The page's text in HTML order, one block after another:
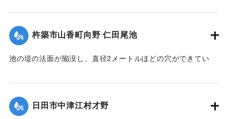
2020/7/6｜固有コード: 01215058
杵築市山香町向野 仁田尾池
池の堤の法面が陥没し、直径2メートルほどの穴ができてい
決壊の恐れがあるとして11日午後4時20分、平山区の7世帯20
人に避難勧告を出した。
【出典：NHKニュース】
日田市中津江村才野